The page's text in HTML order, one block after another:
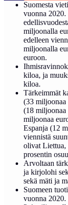
Suomesta
vuonna
miljoonalla
edelleen
miljoonalla
euroon.
kiloa, ja
kiloa.
Tärkeimmät
(33 miljoonaa
(18 miljoonaa
miljoonaa
Espanja (12
viennistä
olivat Liettua,
prosentin
Arvoltaan
ja kirjolohi
sekä mäti ja
Suomeen
vuonna 2020.